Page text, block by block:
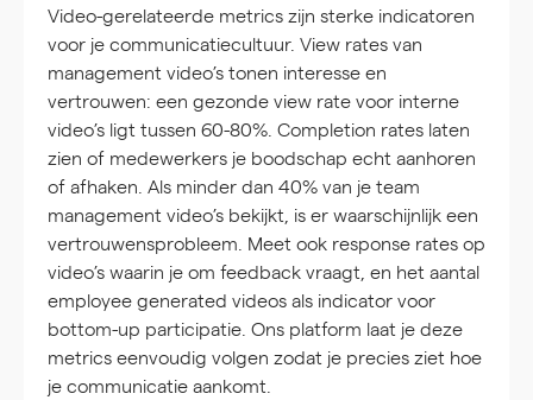
Video-gerelateerde metrics zijn sterke indicatoren
voor je communicatiecultuur. View rates van
management video’s tonen interesse en
vertrouwen: een gezonde view rate voor interne
video’s ligt tussen 60-80%. Completion rates laten
zien of medewerkers je boodschap echt aanhoren
of afhaken. Als minder dan 40% van je team
management video’s bekijkt, is er waarschijnlijk een
vertrouwensprobleem. Meet ook response rates op
video’s waarin je om feedback vraagt, en het aantal
employee generated videos als indicator voor
bottom-up participatie. Ons platform laat je deze
metrics eenvoudig volgen zodat je precies ziet hoe
je communicatie aankomt.